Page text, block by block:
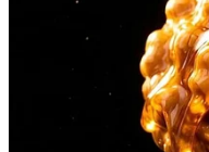
Grapadi Think
Penulis setia GrapadiNews.